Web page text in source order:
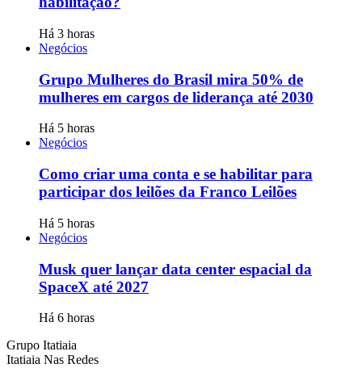
Há 3 horas
Negócios
Grupo Mulheres do Brasil mira 50% de
mulheres em cargos de liderança até 2030
Há 5 horas
Negócios
Como criar uma conta e se habilitar para
participar dos leilões da Franco Leilões
Há 5 horas
Negócios
Musk quer lançar data center espacial da
SpaceX até 2027
Há 6 horas
Grupo Itatiaia
Itatiaia Nas Redes